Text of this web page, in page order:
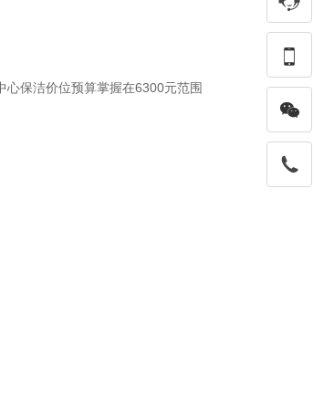
心保洁价位预算掌握在6300元范围

